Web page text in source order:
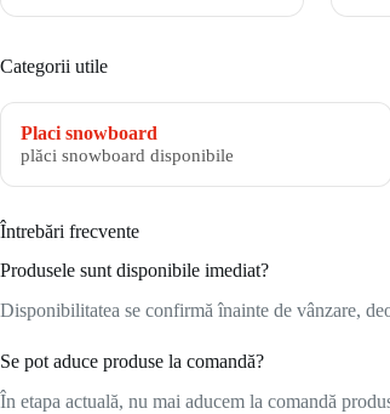
Categorii utile
Placi snowboard
plăci snowboard disponibile
Întrebări frecvente
Produsele sunt disponibile imediat?
Disponibilitatea se confirmă înainte de vânzare,
Se pot aduce produse la comandă?
În etapa actuală, nu mai aducem la comandă